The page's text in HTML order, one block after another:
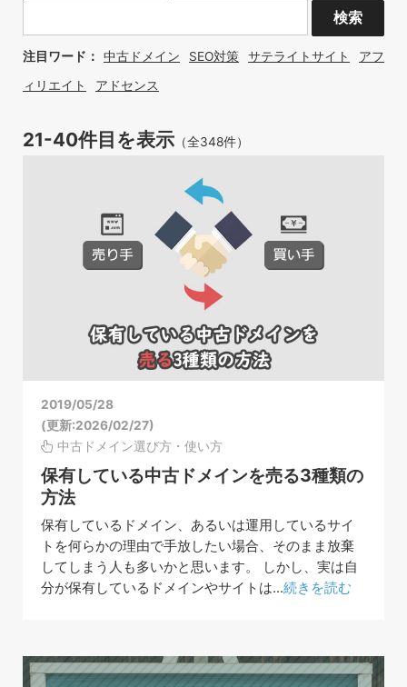
注目ワード： 中古ドメイン SEO対策 サテライトサイト
アフ
ィリエイト
アドセンス
21-40件目を表示 （全348件）
2019/05/28
(更新:2026/02/27)
中古ドメイン選び方・使い方
保有している中古ドメインを売る3種類の
方法
保有しているドメイン、あるいは運用しているサイ
トを何らかの理由で手放したい場合、そのまま放棄
してしまう人も多いかと思います。 しかし、実は自
分が保有しているドメインやサイトは...続きを読む